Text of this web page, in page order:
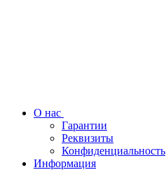
О нас
Гарантии
Реквизиты
Конфиденциальность
Информация